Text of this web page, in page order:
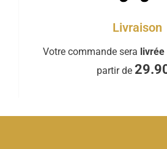
Livraison
Votre commande sera
partir de